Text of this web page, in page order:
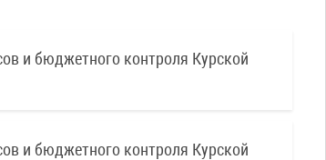
и бюджетного контроля Курской
и бюджетного контроля Курской